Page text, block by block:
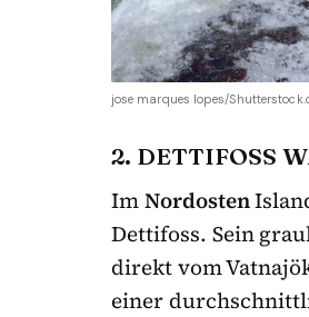
jose marques lopes/
2. DETTIFOSS
ImNordosten
Dettifoss. Sein
direkt vom
einer